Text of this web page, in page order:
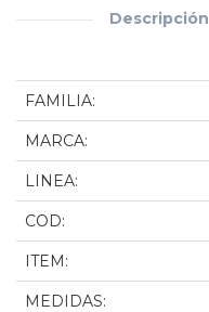
Descripción
FAMILIA:
MARCA:
LINEA:
COD:
ITEM:
MEDIDAS: